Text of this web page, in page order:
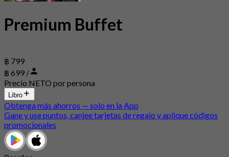
Premium Buffet
฿ 799
฿ 699 /
Precio NETO por persona
Libro
Obtenga más ahorros — solo en la App
Gane y use puntos, canjee tarjetas de regalo y aplique códigos
promocionales